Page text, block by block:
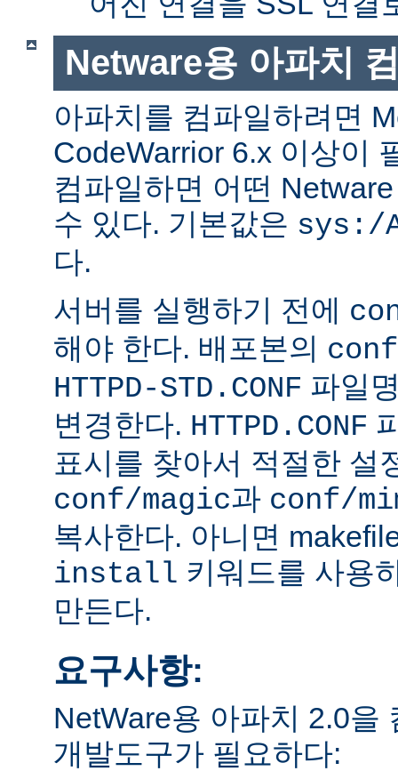
Netware용 아파치
아파치를 컴파일하려면
CodeWarrior 6.x 이상이
컴파일하면 어떤
수 있다. 기본값은 sys:/
다.
서버를 실행하기 전에
해야 한다. 배포본의 conf
HTTPD-STD.CONF 파일
변경한다. HTTPD.CONF
표시를 찾아서 적절한 설
conf/magic과 conf/
복사한다. 아니면
install 키워드를 사용
만든다.
요구사항:
NetWare용 아파치 2.0을
개발도구가 필요하다: